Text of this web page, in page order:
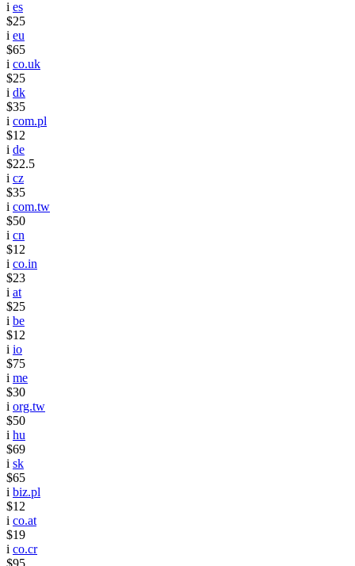
i es
$25
i eu
$65
i co.uk
$25
i dk
$35
i com.pl
$12
i de
$22.5
i cz
$35
i com.tw
$50
i cn
$12
i co.in
$23
i at
$25
i be
$12
i io
$75
i me
$30
i org.tw
$50
i hu
$69
i sk
$65
i biz.pl
$12
i co.at
$19
i co.cr